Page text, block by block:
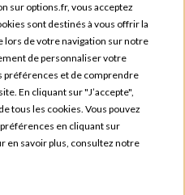
ROUEN
Tellier
du-Rouvray
2 35 08 38 53
Saint-Martin du Touch
sur options.fr, vous acceptez
sont destinés à vous offrir la
de votre navigation sur notre
de personnaliser votre
préférences et de comprendre
En cliquant sur "J’accepte",
tous les cookies. Vous pouvez
en cliquant sur
en savoir plus, consultez notre